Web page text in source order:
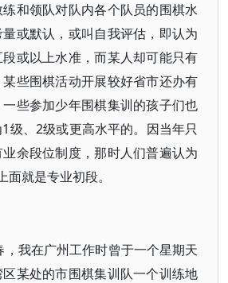
和领队对队内各个队员的围棋水
或默认，或叫自我评估，即认为
或以上水准，而某人却可能只有
些围棋活动开展较好省市还办有
些参加少年围棋集训的孩子们也
级、2级或更高水平的。因当年只
余段位制度，那时人们普遍认为
就是专业初段。
，我在广州工作时曾于一个星期天
某处的市围棋集训队一个训练地